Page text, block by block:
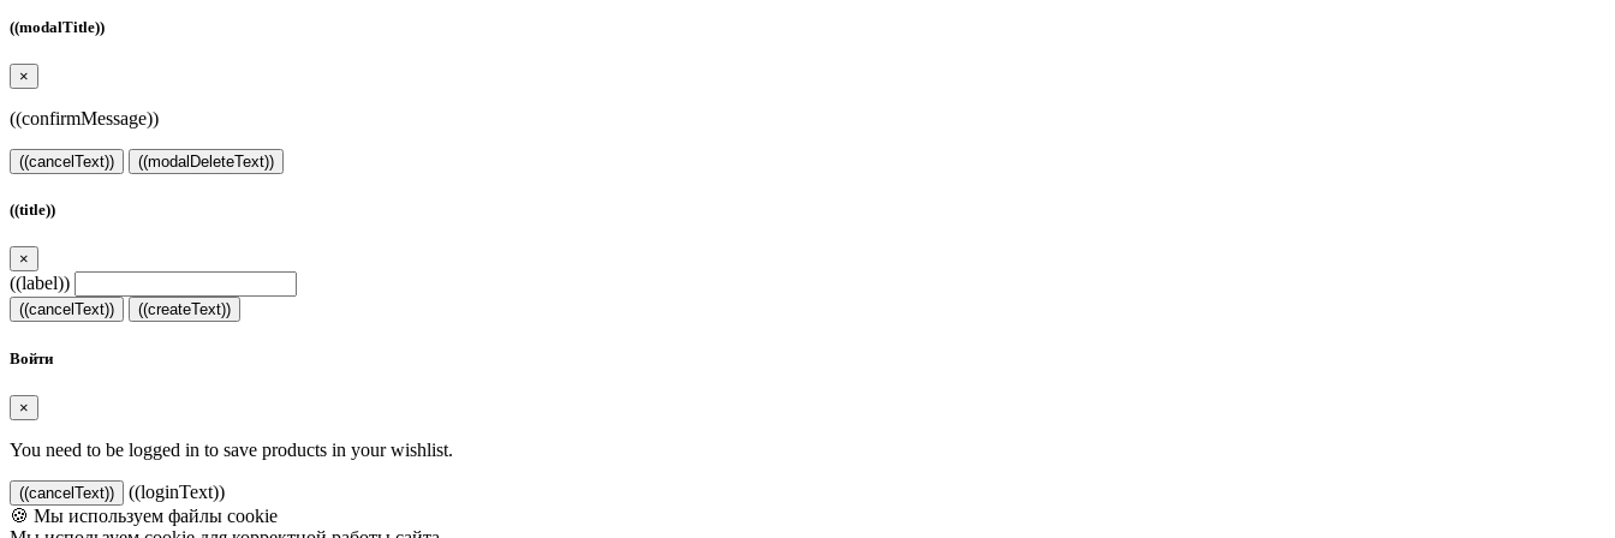
((modalTitle))
×
((confirmMessage))
((cancelText)) ((modalDeleteText))
((title))
×
((label))
((cancelText)) ((createText))
Войти
×
You need to be logged in to save products in your wishlist.
((cancelText))
((loginText))
🍪 Мы используем файлы cookie